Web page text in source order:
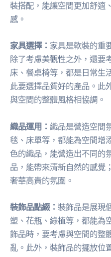
裝搭配，能讓空間更加舒適
感。
家具選擇： 家具是軟裝的重
除了考慮美觀性之外，還要
床、餐桌椅等，都是日常生
此要選擇品質好的產品。此
與空間的整體風格相協調。
織品運用： 織品是營造空間
毯、床單等，都能為空間增
色的織品，能營造出不同的
品，能帶來清新自然的感覺
奢華高貴的氛圍。
裝飾品點綴： 裝飾品是展現
塑、花瓶、綠植等，都能為
飾品時，要考慮與空間的整
亂。此外，裝飾品的擺放位